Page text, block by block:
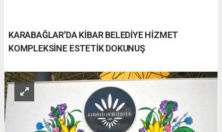
KARABAĞLAR'DA KİBAR BELEDİYE HİZMET
KOMPLEKSİNE ESTETİK DOKUNUŞ